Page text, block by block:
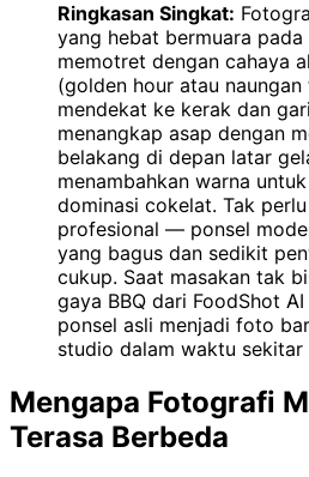
Ringkasan Singkat:
yang hebat bermuara pada
memotret dengan cahaya
(golden hour atau naungan
mendekat ke kerak dan
menangkap asap dengan
belakang di depan latar
menambahkan warna
dominasi cokelat. Tak
profesional — ponsel
yang bagus dan sedikit
cukup. Saat masakan tak
gaya BBQ dari FoodShot
ponsel asli menjadi foto
studio dalam waktu
Mengapa Fotografi
Terasa Berbeda